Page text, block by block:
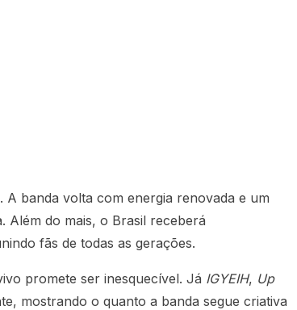
A banda volta com energia renovada e um
Além do mais, o Brasil receberá
fãs de todas as gerações.
promete ser inesquecível. Já IGYEIH, Up
mostrando o quanto a banda segue criativa